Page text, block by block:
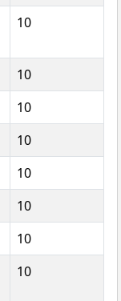
10
10
10
10
10
10
10
10